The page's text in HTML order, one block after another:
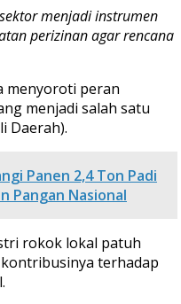
menjadi instrumen
perizinan agar rencana
menyoroti peran
menjadi salah satu
Daerah).
Panen 2,4 Ton Padi
Pangan Nasional
rokok lokal patuh
terhadap